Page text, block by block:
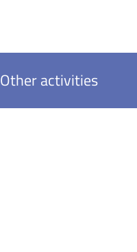
Other activities